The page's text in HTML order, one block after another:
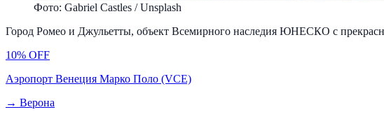
Фото: Gabriel Castles / Unsplash
Город Ромео и Джульетты, объект Всемирного наследия ЮНЕСКО с
10% OFF
Аэропорт Венеция Марко Поло (VCE)
→ Верона